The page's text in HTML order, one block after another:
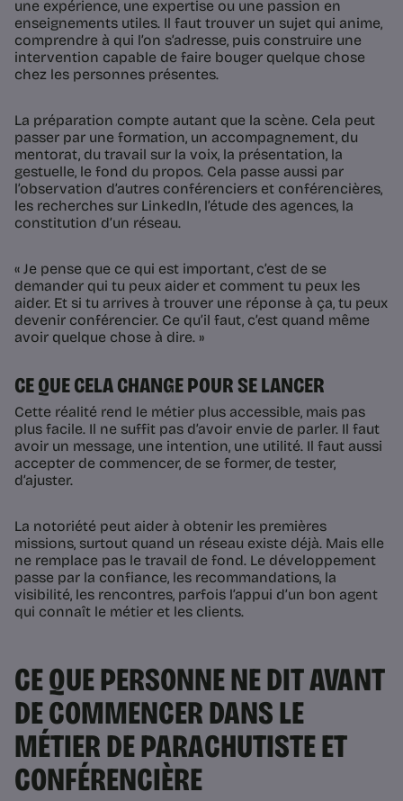
une expérience, une expertise ou une passion en
enseignements utiles. Il faut trouver un sujet qui anime,
comprendre à qui l’on s’adresse, puis construire une
intervention capable de faire bouger quelque chose
chez les personnes présentes.
La préparation compte autant que la scène. Cela peut
passer par une formation, un accompagnement, du
mentorat, du travail sur la voix, la présentation, la
gestuelle, le fond du propos. Cela passe aussi par
l’observation d’autres conférenciers et conférencières,
les recherches sur LinkedIn, l’étude des agences, la
constitution d’un réseau.
« Je pense que ce qui est important, c’est de se
demander qui tu peux aider et comment tu peux les
aider. Et si tu arrives à trouver une réponse à ça, tu peux
devenir conférencier. Ce qu’il faut, c’est quand même
avoir quelque chose à dire. »
CE QUE CELA CHANGE POUR SE LANCER
Cette réalité rend le métier plus accessible, mais pas
plus facile. Il ne suffit pas d’avoir envie de parler. Il faut
avoir un message, une intention, une utilité. Il faut aussi
accepter de commencer, de se former, de tester,
d’ajuster.
La notoriété peut aider à obtenir les premières
missions, surtout quand un réseau existe déjà. Mais elle
ne remplace pas le travail de fond. Le développement
passe par la confiance, les recommandations, la
visibilité, les rencontres, parfois l’appui d’un bon agent
qui connaît le métier et les clients.
CE QUE PERSONNE NE DIT AVANT
DE COMMENCER DANS LE
MÉTIER DE PARACHUTISTE ET
CONFÉRENCIÈRE